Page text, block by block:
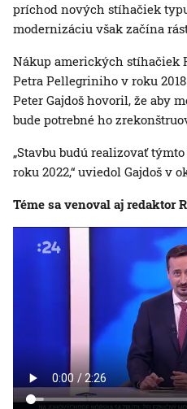
príchod nových stíhačiek
modernizáciu však začína
Nákup amerických stíhačiek
Petra Pellegriniho v roku
Peter Gajdoš hovoril, že aby
bude potrebné ho
„Stavbu budú realizovať
roku 2022,“ uviedol Gajdoš v
Téme sa venoval aj redaktor